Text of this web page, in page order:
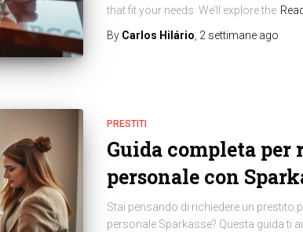
that fit your needs. We’ll explore the
By Carlos Hilário 2 settimaneago
PRESTITI
Guida completa
personale con
Stai pensando di richiedere un prestito
personale Sparkasse? Questa guida ti